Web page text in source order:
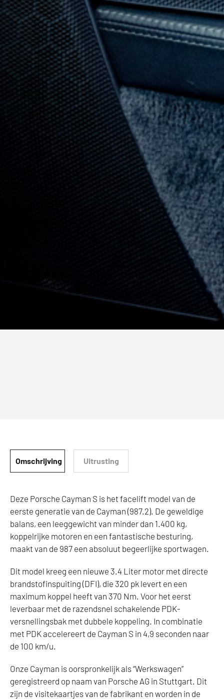
Omschrijving Uitrusting
Deze Porsche Cayman S is het facelift model van de
eerste generatie van de Cayman (987.2). De geweldige
balans, een leeggewicht van minder dan 1.400 kg,
koppelrijke motoren en een fantastische besturing,
maakt van de 987 een absoluut begeerlijke sportwagen.
Dit model kreeg een nieuwe 3.4 Liter motor met directe
brandstofinspuiting (DFI), die 320 pk levert en een
maximum koppel heeft van 370 Nm. Voor het eerst
leverbaar met de razendsnel schakelende PDK-
versnellingsbak met dubbele koppeling. In combinatie
met PDK accelereert de Cayman S in 4,9 seconden naar
de 100 km/u.
Onze Cayman is oorspronkelijk als “Werkswagen”
geregistreerd op naam van Porsche AG in Stuttgart. Dit
zijn de visitekaartjes van de fabrikant en worden in de